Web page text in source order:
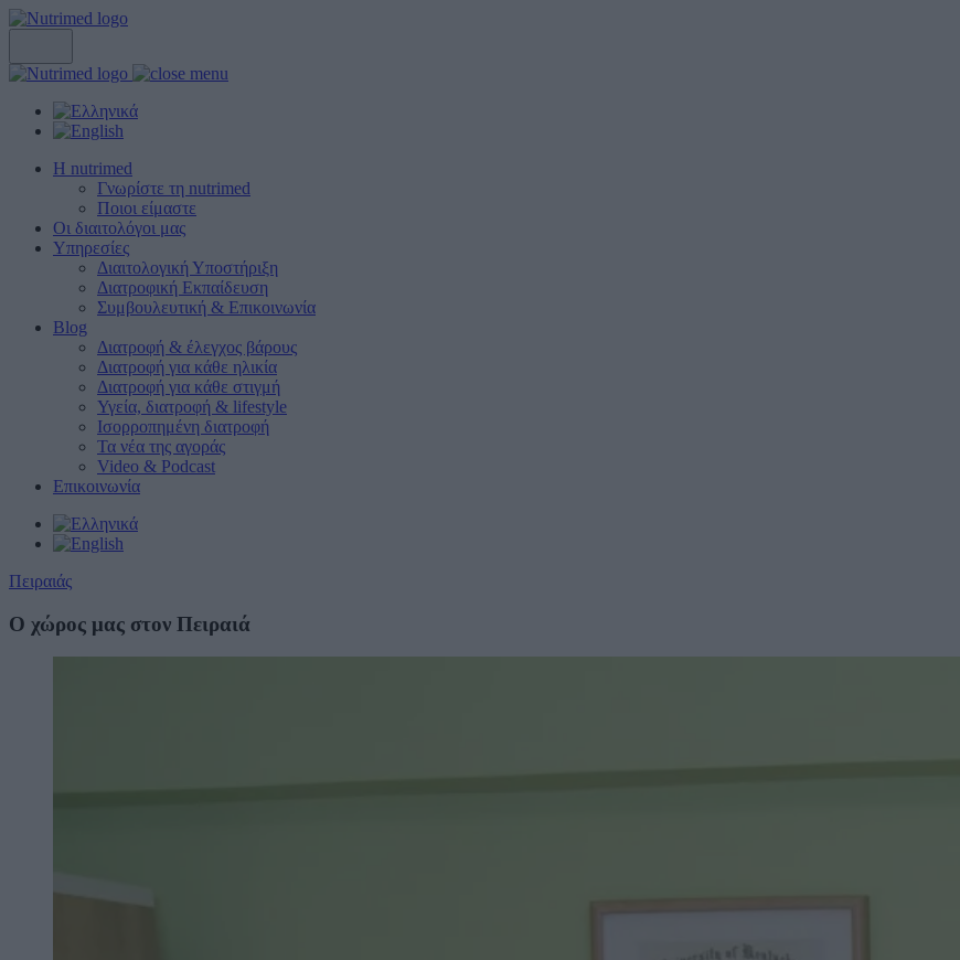
Η nutrimed
Γνωρίστε τη nutrimed
Ποιοι είμαστε
Οι διαιτολόγοι μας
Υπηρεσίες
Διαιτολογική Υποστήριξη
Διατροφική Εκπαίδευση
Συμβουλευτική & Επικοινωνία
Blog
Διατροφή & έλεγχος βάρους
Διατροφή για κάθε ηλικία
Διατροφή για κάθε στιγμή
Υγεία, διατροφή & lifestyle
Ισορροπημένη διατροφή
Τα νέα της αγοράς
Video & Podcast
Επικοινωνία
Πειραιάς
Ο χώρος μας στον Πειραιά